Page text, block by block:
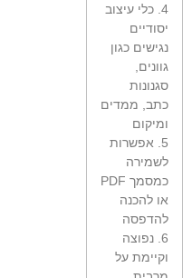
4. כלי עיצוב
יסודיים
נגישים כגון
גוונים,
סגנונות
כתב, ממדים
ומיקום
5. אפשרות
לשמירה
כמסמך PDF
או להכנה
להדפסה
6. נפוצה
וקיימת על